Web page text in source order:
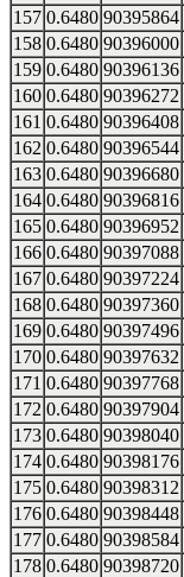
157 0.6480 90395864
158 0.6480 90396000
159 0.6480 90396136
160 0.6480 90396272
161 0.6480 90396408
162 0.6480 90396544
163 0.6480 90396680
164 0.6480 90396816
165 0.6480 90396952
166 0.6480 90397088
167 0.6480 90397224
168 0.6480 90397360
169 0.6480 90397496
170 0.6480 90397632
171 0.6480 90397768
172 0.6480 90397904
173 0.6480 90398040
174 0.6480 90398176
175 0.6480 90398312
176 0.6480 90398448
177 0.6480 90398584
178 0.6480 90398720